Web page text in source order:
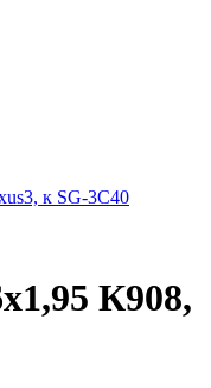
к SG-3C40
К908,